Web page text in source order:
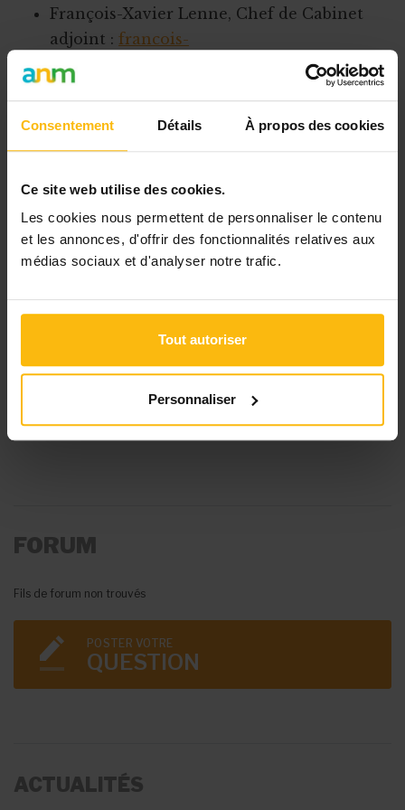
Consentement Détails À propos des cookies
Ce site web utilise des cookies.
Les cookies nous permettent de personnaliser le contenu
et les annonces, d'offrir des fonctionnalités relatives aux
médias sociaux et d'analyser notre trafic.
Tout autoriser
Personnaliser
François-Xavier Lenne, Chef de Cabinet
adjoint : francois-
xavier.lenne@gov.wallonie.be
>>> Plus de renseignementssur son site web.
Wallonie
Le paysage politique en Belgique : who's who ?
Anne-Catherine Dalcq ministre wallonne
gouvernement wallon agriculture
FORUM
Fils de forum non trouvés
POSTER VOTRE
QUESTION
ACTUALITÉS